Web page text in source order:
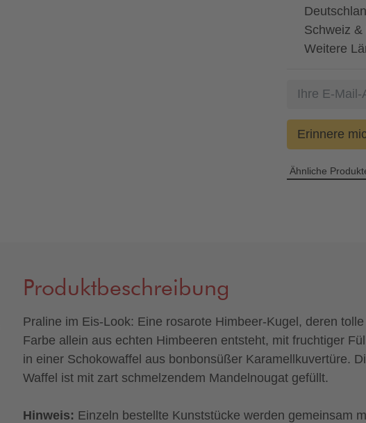
Schweiz
Weitere
Erinnere
Ähnliche
Produktbeschreibung
Praline im Eis-Look: Eine rosarote Himbeer-Kugel, deren tolle
Farbe allein aus echten Himbeeren entsteht, mit fruchtiger
in einer Schokowaffel aus bonbonsüßer Karamellkuvertüre.
Waffel ist mit zart schmelzendem Mandelnougat gefüllt.
Hinweis: Einzeln bestellte Kunststücke werden gemeinsam